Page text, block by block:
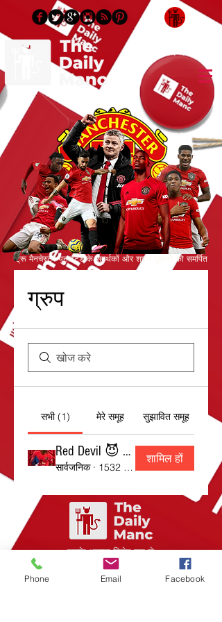
ट्रू मैनचेस्टर यूनाइटेड के समर्थकों और शपथ दुश्मनों को समर्पित
ग्रुप
सभी (1) मेरे समूह सुझावित समूह
Red Devil 😈 Fan Group
सार्वजनिक · 1532 सदस्य
शामिल हों
इसके अलावा विशेष रुप से
प्रदर्शित
Phone Email Facebook